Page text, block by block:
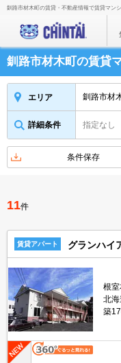
釧路市材木町の賃貸・不動産情報で賃貸マン
釧路市材木町の賃貸
エリア 釧路市材
詳細条件 指定なし
条件保存
11件
賃貸アパート グランハイ
根
北
築